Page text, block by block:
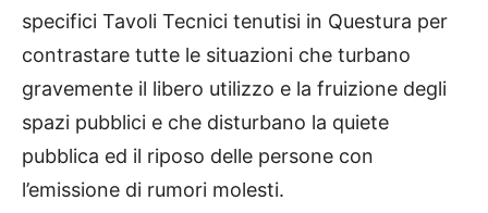
specifici Tavoli Tecnici tenutisi in Questura per
contrastare tutte le situazioni che turbano
gravemente il libero utilizzo e la fruizione degli
spazi pubblici e che disturbano la quiete
pubblica ed il riposo delle persone con
l’emissione di rumori molesti.